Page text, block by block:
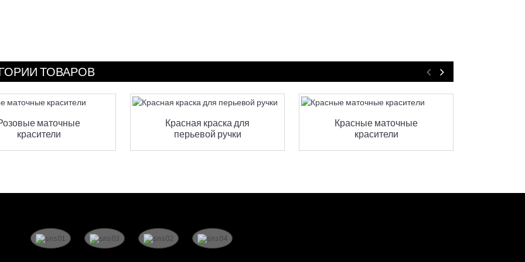
ТОВАРОВ
маточные
красители
Красная краска для
перьевой ручки
Красные маточные
красители